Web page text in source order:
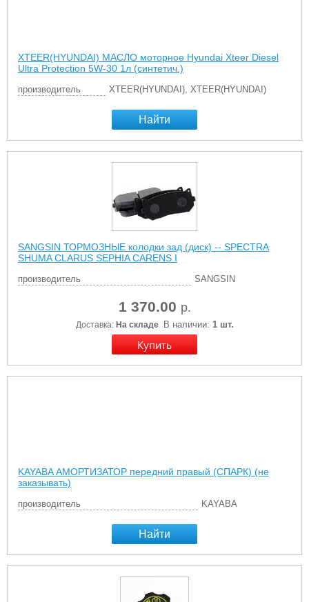
XTEER(HYUNDAI) МАСЛО моторное Hyundai Xteer Diesel
Ultra Protection 5W-30 1л (синтетич.)
производитель XTEER(HYUNDAI), XTEER(HYUNDAI)
Найти
SANGSIN ТОРМОЗНЫЕ колодки зад (диск) -- SPECTRA
SHUMA CLARUS SEPHIA CARENS I
производитель SANGSIN
1 370.00 р.
Доставка: На складе В наличии: 1 шт.
KAYABA АМОРТИЗАТОР передний правый (СПАРК) (не
заказывать)
производитель KAYABA
Найти